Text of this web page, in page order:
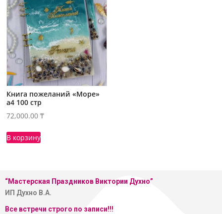
Книга пожеланий «Море»
а4 100 стр
72,000.00₸
В корзину
“Мастерская Праздников Виктории Духно”
ИП Духно В.А.
Все встречи строго по записи!!!